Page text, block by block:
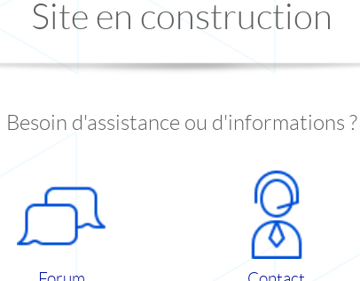
Site en construction
Besoin d'assistance ou d'informations ?